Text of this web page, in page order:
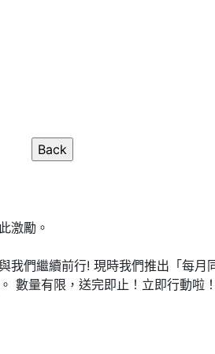
激勵。
們繼續前行! 現時我們推出「每
數量有限，送完即止！立即行動啦